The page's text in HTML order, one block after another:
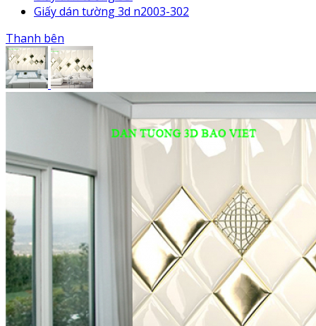
Giấy dán tường 3d n2003-302
Thanh bên